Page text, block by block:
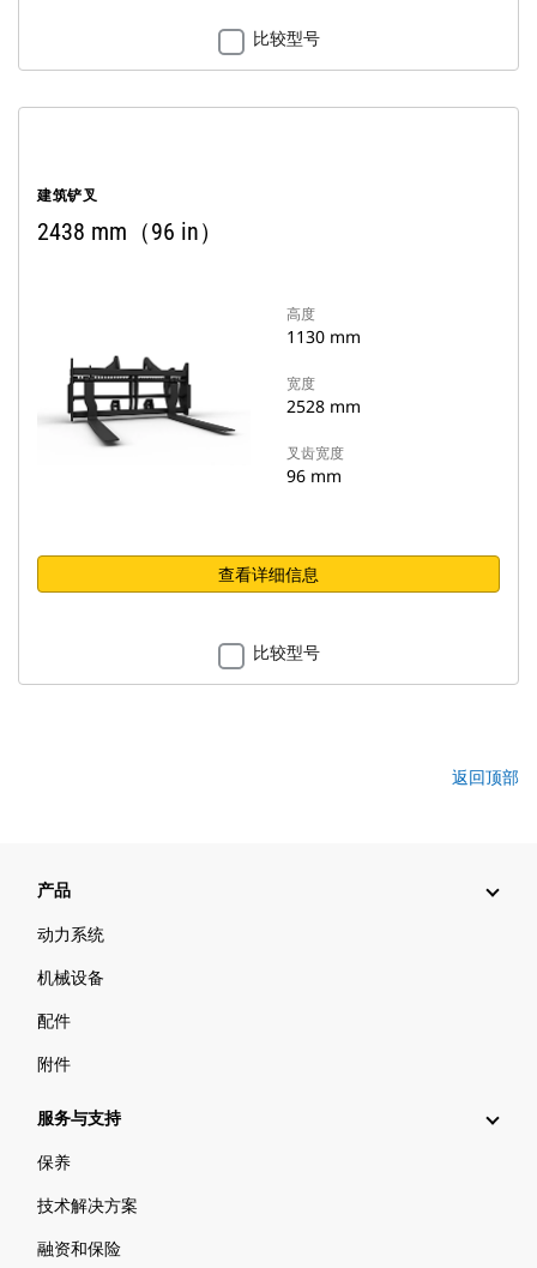
比较型号
建筑铲叉
2438 mm（96 in）
高度
1130 mm
宽度
2528 mm
叉齿宽度
96 mm
查看详细信息
比较型号
返回顶部
产品
动力系统
机械设备
配件
附件
服务与支持
保养
技术解决方案
融资和保险